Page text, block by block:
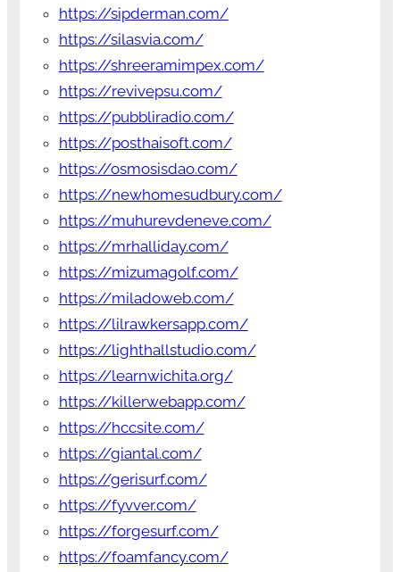
https://sipderman.com/
https://silasvia.com/
https://shreeramimpex.com/
https://revivepsu.com/
https://pubbliradio.com/
https://posthaisoft.com/
https://osmosisdao.com/
https://newhomesudbury.com/
https://muhurevdeneve.com/
https://mrhalliday.com/
https://mizumagolf.com/
https://miladoweb.com/
https://lilrawkersapp.com/
https://lighthallstudio.com/
https://learnwichita.org/
https://killerwebapp.com/
https://hccsite.com/
https://giantal.com/
https://gerisurf.com/
https://fyvver.com/
https://forgesurf.com/
https://foamfancy.com/